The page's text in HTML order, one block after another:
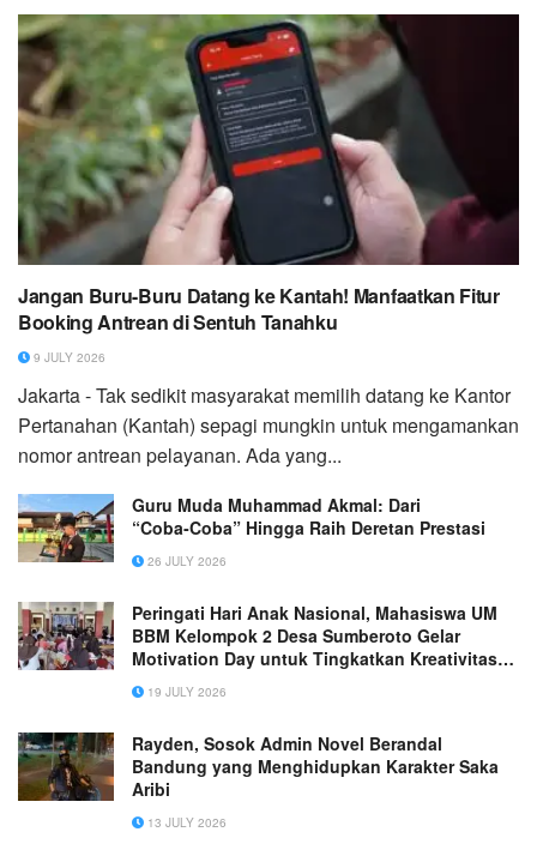
Jangan Buru-Buru Datang ke Kantah! Manfaatkan Fitur
Booking Antrean di Sentuh Tanahku
9 JULY 2026
Jakarta - Tak sedikit masyarakat memilih datang ke Kantor
Pertanahan (Kantah) sepagi mungkin untuk mengamankan
nomor antrean pelayanan. Ada yang...
Guru Muda Muhammad Akmal: Dari
“Coba‑Coba” Hingga Raih Deretan Prestasi
26 JULY 2026
Peringati Hari Anak Nasional, Mahasiswa UM
BBM Kelompok 2 Desa Sumberoto Gelar
Motivation Day untuk Tingkatkan Kreativitas
dan Kepercayaan Diri Anak
19 JULY 2026
Rayden, Sosok Admin Novel Berandal
Bandung yang Menghidupkan Karakter Saka
Aribi
13 JULY 2026